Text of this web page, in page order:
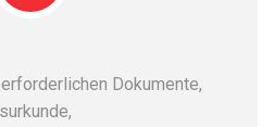
Dokumente,